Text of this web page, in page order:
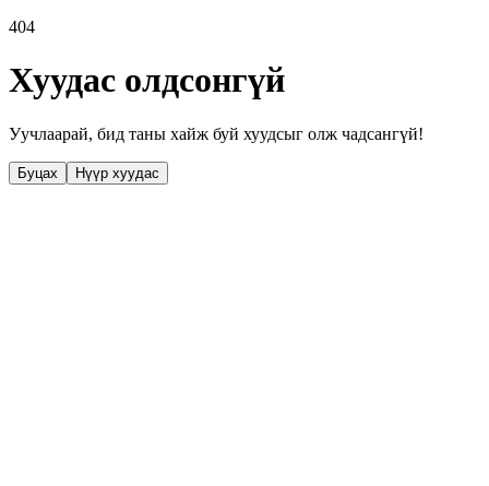
404
Хуудас олдсонгүй
Уучлаарай, бид таны хайж буй хуудсыг олж чадсангүй!
Буцах Нүүр хуудас